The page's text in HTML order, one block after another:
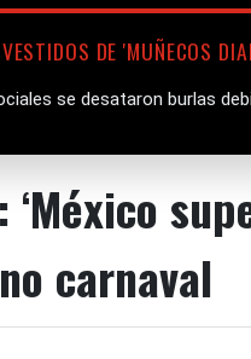
DE 'MUÑECOS
se desataron burlas
‘México
carnaval